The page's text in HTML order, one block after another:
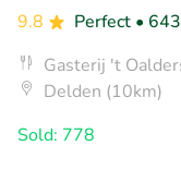
9.8
Perfect •
Gasterij 't
Delden (10km)
Sold: 778